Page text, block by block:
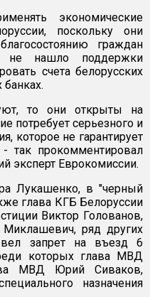
экономические
поскольку они
граждан
нашло поддержки
счета белорусских
то они открыты на
потребует серьезного и
которое не гарантирует
- так прокомментировал
эксперт Еврокомиссии.
Лукашенко, в "черный
глава КГБ Белоруссии
Виктор Голованов,
ряд других
запрет на въезд 6
которых глава МВД
МВД Юрий Сиваков,
назначения